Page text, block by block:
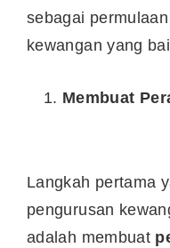
sebagai
kewangan yang
Membuat
Langkah pertama
pengurusan
adalah membuat